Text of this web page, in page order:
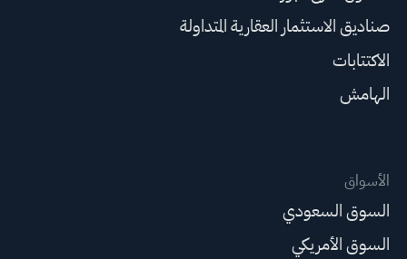
صناديق الاستثمار العقارية المتداولة
الاكتتابات
الهامش
الأسواق
السوق السعودي
السوق الأمريكي